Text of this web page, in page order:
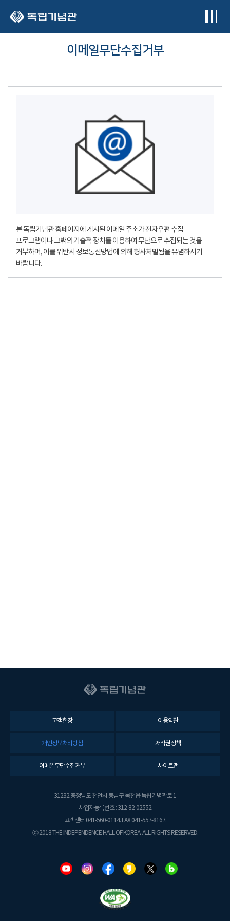
이메일무단수집거부
본 독립기념관 홈페이지에 게시된 이메일 주소가 전자우편 수집
프로그램이나 그밖의 기술적 장치를 이용하여 무단으로 수집되는 것을
거부하며, 이를 위반시 정보통신망법에 의해 형사처벌됨을 유념하시기
바랍니다.
고객헌장 이용약관
개인정보처리방침 저작권정책
이메일무단수집거부 사이트맵
31232 충청남도 천안시 동남구 목천읍 독립기념관로 1
사업자등록번호 : 312-82-02552
고객센터 041-560-0114. FAX 041-557-8167.
ⓒ 2018 THE INDEPENDENCE HALL OF KOREA. ALL RIGHTS RESERVED.